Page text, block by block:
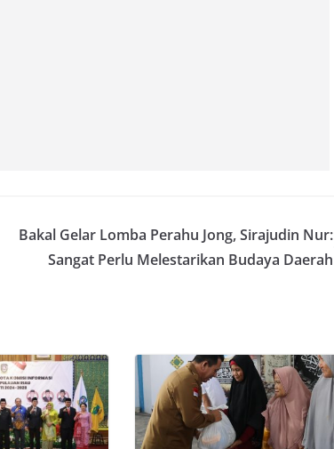
Bakal Gelar Lomba Perahu Jong, Sirajudin Nur:
Sangat Perlu Melestarikan Budaya Daerah